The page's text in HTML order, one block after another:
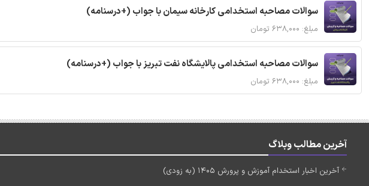
سوالات مصاحبه استخدامی کارخانه سیمان با جواب (+درسنامه)
مبلغ: ۶۳۸,۰۰۰ تومان
سوالات مصاحبه استخدامی پالایشگاه نفت تبریز با جواب (+درسنامه)
مبلغ: ۶۳۸,۰۰۰ تومان
آخرین مطالب وبلاگ
آخرین اخبار استخدام آموزش و پرورش 1405 (به زودی)